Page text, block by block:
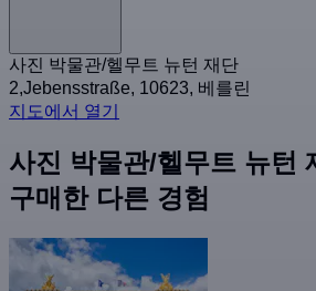
사진 박물관/헬무트 뉴턴 재단
2,Jebensstraße, 10623, 베를린
지도에서 열기
사진 박물관/헬무트 뉴턴
구매한 다른 경험